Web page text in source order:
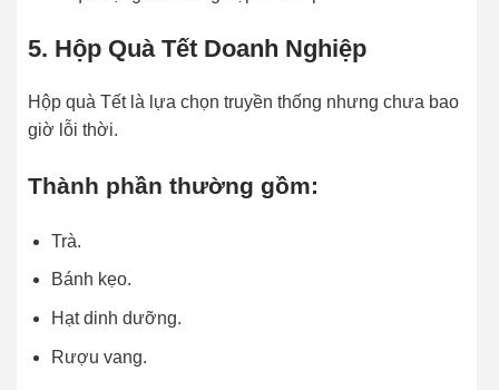
5. Hộp Quà Tết Doanh Nghiệp
Hộp quà Tết là lựa chọn truyền thống nhưng chưa bao
giờ lỗi thời.
Thành phần thường gồm:
Trà.
Bánh kẹo.
Hạt dinh dưỡng.
Rượu vang.